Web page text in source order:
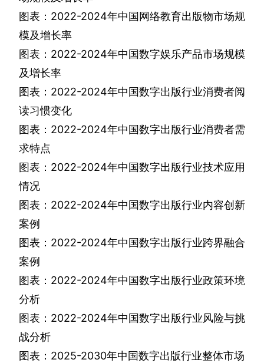
图表： 2022-2024年中国网络教育出版物市场规
模及增长率
图表： 2022-2024年中国数字娱乐产品市场规模
及增长率
图表： 2022-2024年中国数字出版行业消费者阅
读习惯变化
图表： 2022-2024年中国数字出版行业消费者需
求特点
图表： 2022-2024年中国数字出版行业技术应用
情况
图表： 2022-2024年中国数字出版行业内容创新
案例
图表： 2022-2024年中国数字出版行业跨界融合
案例
图表： 2022-2024年中国数字出版行业政策环境
分析
图表： 2022-2024年中国数字出版行业风险与挑
战分析
图表： 2025-2030年中国数字出版行业整体市场